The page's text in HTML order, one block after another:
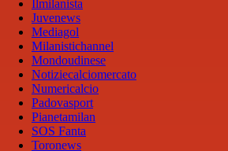
Ilmilanista
Juvenews
Mediagol
Milanistichannel
Mondoudinese
Notiziecalciomercato
Numericalcio
Padovasport
Pianetamilan
SOS Fanta
Toronews